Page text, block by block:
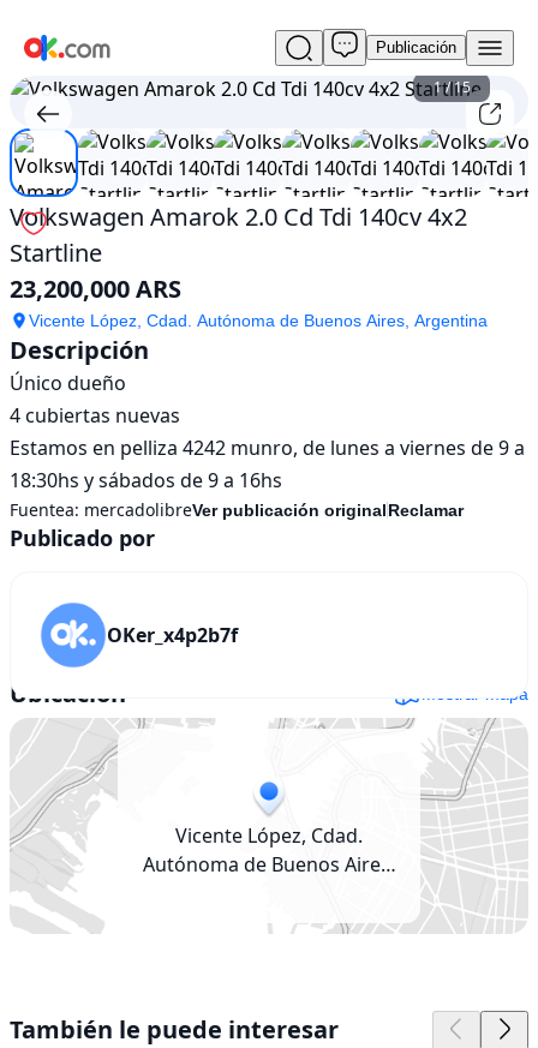
Usado
Volkswagen
Amarok
2.0
Cd
Tdi
140cv
4x2
Startline
venta
23,200,000
ARS
Publicación
1/15
Volkswagen Amarok 2.0 Cd Tdi 140cv 4x2
Startline
23,200,000 ARS
Vicente López, Cdad. Autónoma de Buenos Aires, Argentina
Descripción
Único dueño
4 cubiertas nuevas
Estamos en pelliza 4242 munro, de lunes a viernes de 9 a
18:30hs y sábados de 9 a 16hs
Fuentea: mercadolibreVer publicación originalReclamar
Publicado por
OKer_x4p2b7f
Ubicación Mostrar mapa
Vicente López, Cdad.
Autónoma de Buenos Aires,
También le puede interesar